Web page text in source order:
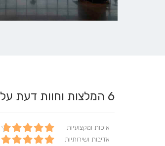
6 המלצות וחוות דעת על POP & POPE | פופ אנד פופ
איכות ומקצועיות
אדיבות ושירותיות